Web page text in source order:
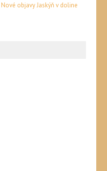
Nové objavy Jaskýň v doline